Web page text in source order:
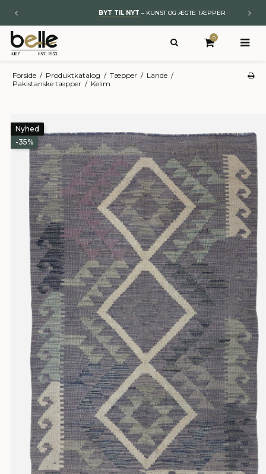
BYT TIL NYT– KUNST OG ÆGTE TÆPPER
0
Forside / Produktkatalog / Tæpper / Lande /
Pakistanske tæpper / Kelim
Nyhed
-35%